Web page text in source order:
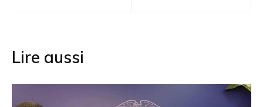
Lire aussi